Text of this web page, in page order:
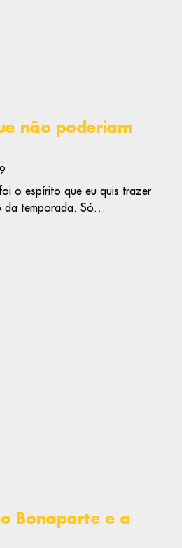
não poderiam
o espírito que eu quis trazer
da temporada. Só…
Bonaparte e a